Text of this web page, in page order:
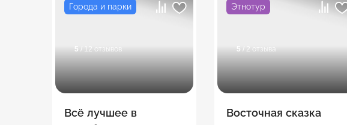
Города и парки
5 / 12 отзывов
Всё лучшее в
Этнотур
5 / 2 отзыва
Восточная сказка